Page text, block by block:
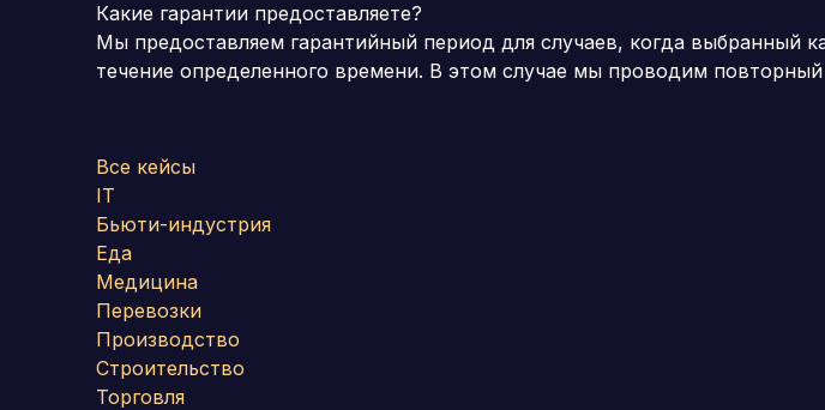
Какие гарантии предоставляете?
Мы предоставляем гарантийный период для случаев, когда
течение определенного времени. В этом случае мы проводим
Все кейсы
IT
Бьюти-индустрия
Еда
Медицина
Перевозки
Производство
Строительство
Торговля